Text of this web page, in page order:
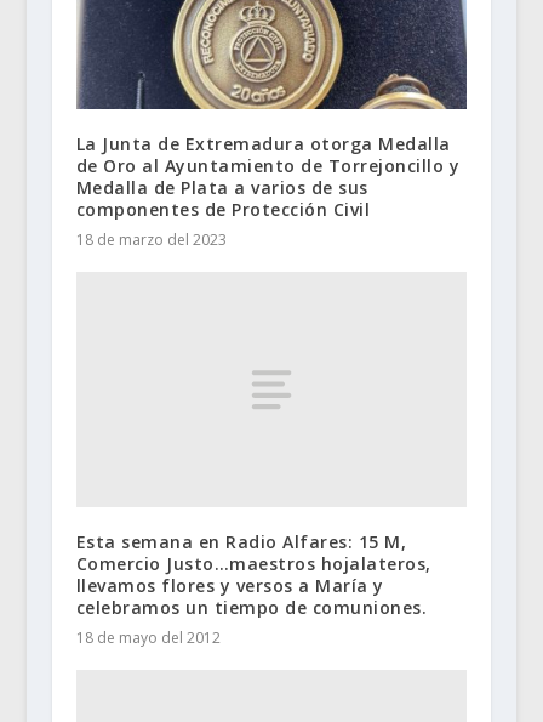
La Junta de Extremadura otorga Medalla
de Oro al Ayuntamiento de Torrejoncillo y
Medalla de Plata a varios de sus
componentes de Protección Civil
18 de marzo del 2023
Esta semana en Radio Alfares: 15 M,
Comercio Justo…maestros hojalateros,
llevamos flores y versos a María y
celebramos un tiempo de comuniones.
18 de mayo del 2012